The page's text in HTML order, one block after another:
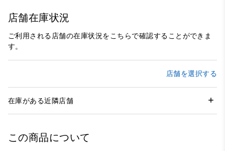
店舗在庫状況
ご利用される店舗の在庫状況をこちらで確認することができま
す。
店舗を選択する
在庫がある近隣店舗
この商品について